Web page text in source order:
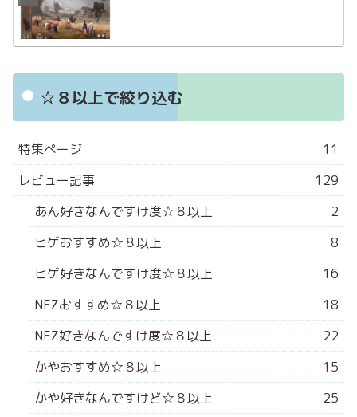
☆８以上で絞り込む
特集ページ
11
レビュー記事
129
あん好きなんですけ度☆８以上
2
ヒゲおすすめ☆８以上
8
ヒゲ好きなんですけ度☆８以上
16
NEZおすすめ☆８以上
18
NEZ好きなんですけ度☆８以上
22
かやおすすめ☆８以上
15
かや好きなんですけど☆８以上
25